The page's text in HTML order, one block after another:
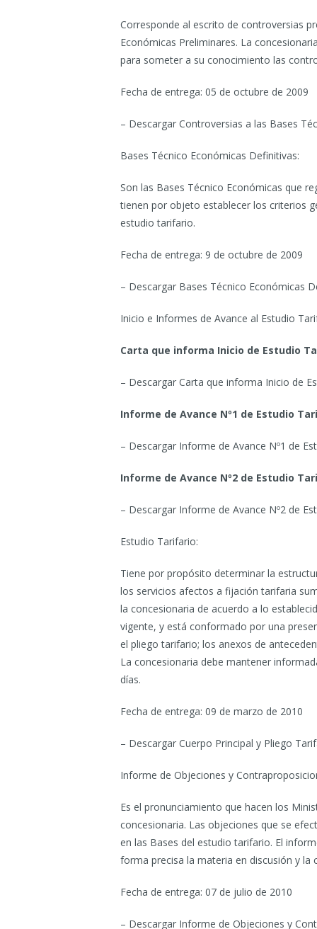
Corresponde al escrito de controversias
Económicas Preliminares. La
para someter a su conocimiento las
Fecha de entrega: 05 de octubre de 2009
– Descargar Controversias a las Bases
Bases Técnico Económicas Definitivas:
Son las Bases Técnico Económicas que
tienen por objeto establecer los criterios
estudio tarifario.
Fecha de entrega: 9 de octubre de 2009
– Descargar Bases Técnico Económicas
Inicio e Informes de Avance al Estudio
Carta que informa Inicio de Estudio
– Descargar Carta que informa Inicio de
Informe de Avance Nº1 de Estudio
– Descargar Informe de Avance Nº1 de
Informe de Avance Nº2 de Estudio
– Descargar Informe de Avance Nº2 de
Estudio Tarifario:
Tiene por propósito determinar la
los servicios afectos a fijación tarifaria
la concesionaria de acuerdo a lo
vigente, y está conformado por una
el pliego tarifario; los anexos de
La concesionaria debe mantener
días.
Fecha de entrega: 09 de marzo de 2010
– Descargar Cuerpo Principal y Pliego
Informe de Objeciones y
Es el pronunciamiento que hacen los
concesionaria. Las objeciones que se
en las Bases del estudio tarifario. El
forma precisa la materia en discusión y la
Fecha de entrega: 07 de julio de 2010
– Descargar Informe de Objeciones y